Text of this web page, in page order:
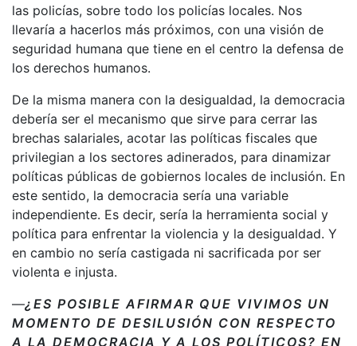
las policías, sobre todo los policías locales. Nos
llevaría a hacerlos más próximos, con una visión de
seguridad humana que tiene en el centro la defensa de
los derechos humanos.
De la misma manera con la desigualdad, la democracia
debería ser el mecanismo que sirve para cerrar las
brechas salariales, acotar las políticas fiscales que
privilegian a los sectores adinerados, para dinamizar
políticas públicas de gobiernos locales de inclusión. En
este sentido, la democracia sería una variable
independiente. Es decir, sería la herramienta social y
política para enfrentar la violencia y la desigualdad. Y
en cambio no sería castigada ni sacrificada por ser
violenta e injusta.
—¿ES POSIBLE AFIRMAR QUE VIVIMOS UN
MOMENTO DE DESILUSIÓN CON RESPECTO
A LA DEMOCRACIA Y A LOS POLÍTICOS? EN